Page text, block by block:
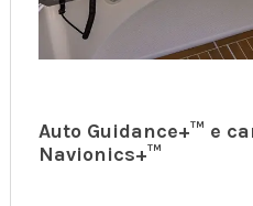
Auto Guidance+™ e
Navionics+™